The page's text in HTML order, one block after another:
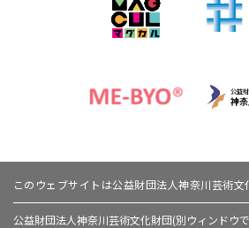
このウェブサイトは公益財団法人神奈川芸術文
公益財団法人神奈川芸術文化財団(別ウィンドウ